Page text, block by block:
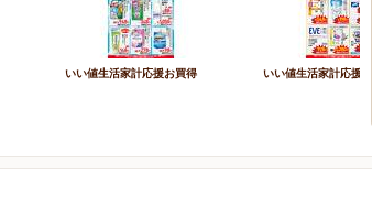
いい値生活家計応援お買得 いい値生活家計応援お